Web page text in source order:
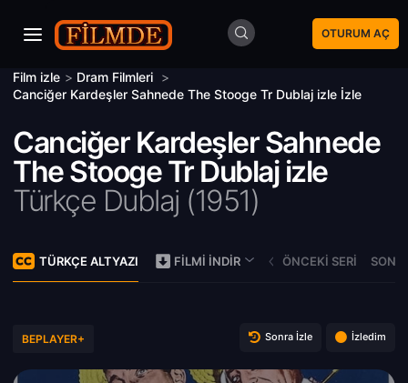
OTURUM AÇ
Film izle > Dram Filmleri >
Canciğer Kardeşler Sahnede The Stooge Tr Dublaj izle İzle
Canciğer Kardeşler Sahnede
The Stooge Tr Dublaj izle
Türkçe Dublaj (1951)
TÜRKÇE ALTYAZI FILMI İNDIR ÖNCEKI SERI
BEPLAYER+ Sonra İzle İzledim